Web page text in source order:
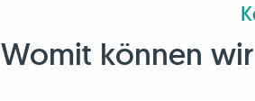
Womit können